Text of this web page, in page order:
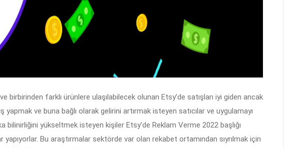
birbirinden farklı ürünlere ulaşılabilecek olunan Etsy’de satışları iyi giden ancak
yapmak ve buna bağlı olarak gelirini artırmak isteyen satıcılar ve uygulamayı
bilinirliğini yükseltmek isteyen kişiler Etsy’de Reklam Verme 2022 başlığı
yapıyorlar. Bu araştırmalar sektörde var olan rekabet ortamından sıyrılmak için